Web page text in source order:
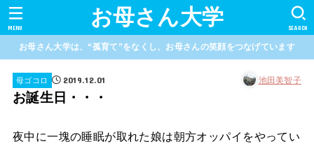
お母さん大学 SEARCH
MENU
お母さん大学は、“孤育て”をなくし、お母さんの笑顔をつなげています
母ゴコロ 2019.12.01 池田美智子
お誕生日・・・
夜中に一塊の睡眠が取れた娘は朝方オッパイをやってい